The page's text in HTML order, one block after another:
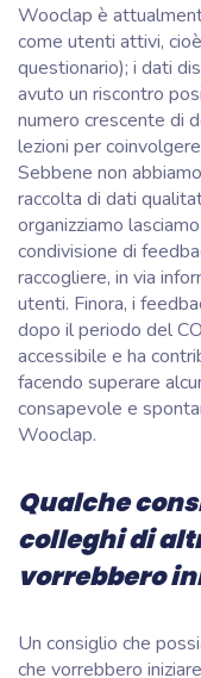
Wooclap è
come utenti attivi,
questionario); i dati
avuto un riscontro
numero crescente di
lezioni per
Sebbene non
raccolta di dati
organizziamo
condivisione di
raccogliere, in via
utenti. Finora, i
dopo il periodo del
accessibile e ha
facendo superare
consapevole e
Wooclap.
Qualche
colleghi di
vorrebbero
Un consiglio che
che vorrebbero